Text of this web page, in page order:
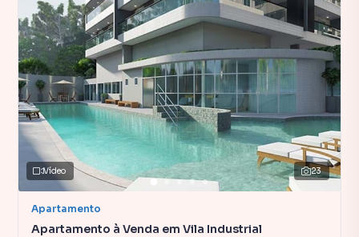
23
Vídeo
Apartamento
Apartamento à Venda em Vila Industrial